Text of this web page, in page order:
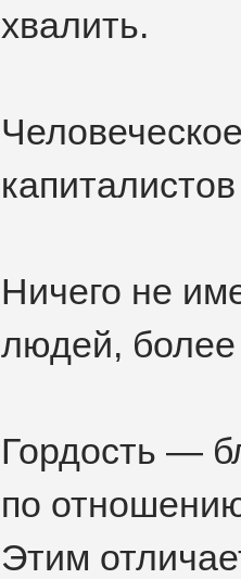
хвалить.
Ничего не
людей,
Гордость —
по
Этим